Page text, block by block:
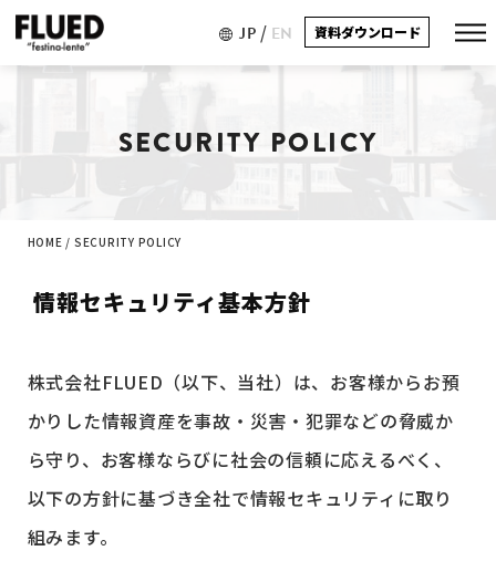
JP / EN 資料ダウンロード
SECURITY POLICY
HOME / SECURITY POLICY
情報セキュリティ基本方針
株式会社FLUED（以下、当社）は、お客様からお預
かりした情報資産を事故・災害・犯罪などの脅威か
ら守り、お客様ならびに社会の信頼に応えるべく、
以下の方針に基づき全社で情報セキュリティに取り
組みます。